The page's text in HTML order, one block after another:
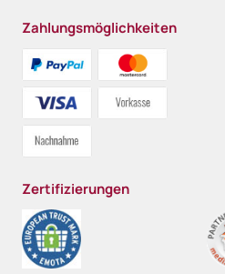
Zahlungsmöglichkeiten
Zertifizierungen